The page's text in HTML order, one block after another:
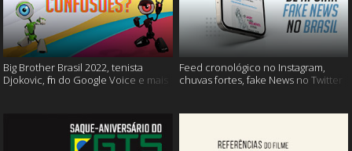
Big Brother Brasil 2022, tenista
Djokovic, fim do Google Voice e mais
Feed cronológico no Instagram,
chuvas fortes, fake News no Twitter